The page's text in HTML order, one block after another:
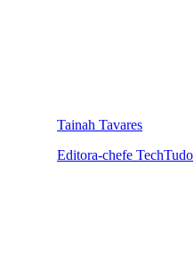
Tainah Tavares
Editora-chefe TechTudo